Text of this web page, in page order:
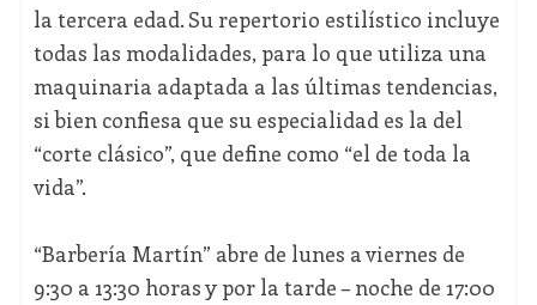
la tercera edad. Su repertorio estilístico incluye
todas las modalidades, para lo que utiliza una
maquinaria adaptada a las últimas tendencias,
si bien confiesa que su especialidad es la del
“corte clásico”, que define como “el de toda la
vida”.
“Barbería Martín” abre de lunes a viernes de
9:30 a 13:30 horas y por la tarde – noche de 17:00